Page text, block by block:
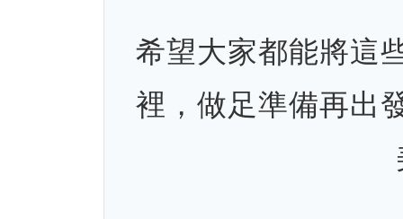
希望大家都能將這
裡，做足準備再出